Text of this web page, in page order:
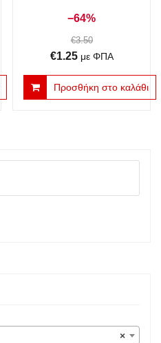
−64%
€3.50
Original
price
was:
€1.25Η
τρέχουσα
τιμή
με ΦΠΑ
Προσθήκη στο καλάθι
×